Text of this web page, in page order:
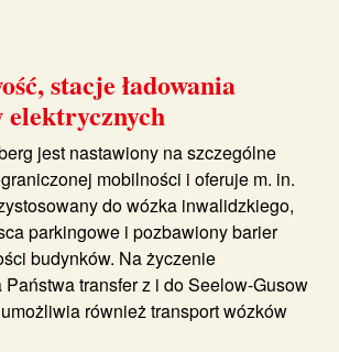
stacje ładowania
elektrycznych
jest nastawiony na szczególne
mobilności i oferuje m. in.
do wózka inwalidzkiego,
parkingowe i pozbawiony barier
budynków. Na życzenie
transfer z i do Seelow-Gusow
również transport wózków